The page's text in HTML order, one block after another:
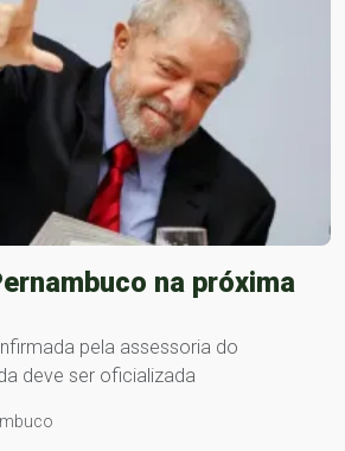
na próxima
pela assessoria do
deve ser oficializada